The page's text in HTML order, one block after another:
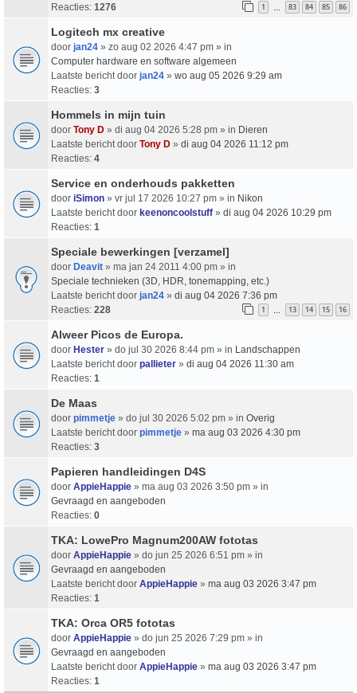
Reacties: 1276 1 … 83 84 85 86
Logitech mx creative
door jan24 » zo aug 02 2026 4:47 pm » in
Computer hardware en software algemeen
Laatste bericht door jan24 » wo aug 05 2026 9:29 am
Reacties: 3
Hommels in mijn tuin
door Tony D » di aug 04 2026 5:28 pm » in Dieren
Laatste bericht door Tony D » di aug 04 2026 11:12 pm
Reacties: 4
Service en onderhouds pakketten
door iSimon » vr jul 17 2026 10:27 pm » in Nikon
Laatste bericht door keenoncoolstuff » di aug 04 2026 10:29 pm
Reacties: 1
Speciale bewerkingen [verzamel]
door Deavit » ma jan 24 2011 4:00 pm » in
Speciale technieken (3D, HDR, tonemapping, etc.)
Laatste bericht door jan24 » di aug 04 2026 7:36 pm
Reacties: 228 1 … 13 14 15 16
Alweer Picos de Europa.
door Hester » do jul 30 2026 8:44 pm » in Landschappen
Laatste bericht door pallieter » di aug 04 2026 11:30 am
Reacties: 1
De Maas
door pimmetje » do jul 30 2026 5:02 pm » in Overig
Laatste bericht door pimmetje » ma aug 03 2026 4:30 pm
Reacties: 3
Papieren handleidingen D4S
door AppieHappie » ma aug 03 2026 3:50 pm » in
Gevraagd en aangeboden
Reacties: 0
TKA: LowePro Magnum200AW fototas
door AppieHappie » do jun 25 2026 6:51 pm » in
Gevraagd en aangeboden
Laatste bericht door AppieHappie » ma aug 03 2026 3:47 pm
Reacties: 1
TKA: Orca OR5 fototas
door AppieHappie » do jun 25 2026 7:29 pm » in
Gevraagd en aangeboden
Laatste bericht door AppieHappie » ma aug 03 2026 3:47 pm
Reacties: 1